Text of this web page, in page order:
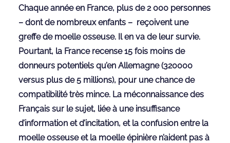
Chaque année en France, plus de 2 000 personnes
– dont de nombreux enfants – reçoivent une
greffe de moelle osseuse. Il en va de leur survie.
Pourtant, la France recense 15 fois moins de
donneurs potentiels qu’en Allemagne (320000
versus plus de 5 millions), pour une chance de
compatibilité très mince. La méconnaissance des
Français sur le sujet, liée à une insuffisance
d’information et d’incitation, et la confusion entre la
moelle osseuse et la moelle épinière n’aident pas à